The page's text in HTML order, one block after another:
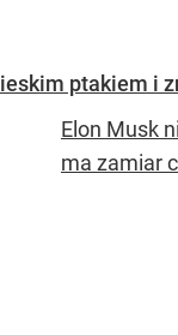
ptakiem i
Elon Musk
ma zamiar